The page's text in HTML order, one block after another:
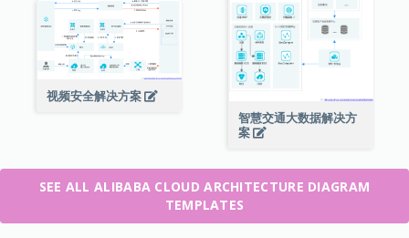
智慧交通大数据解决方
案
视频安全解决方案
SEE ALL ALIBABA CLOUD ARCHITECTURE DIAGRAM
TEMPLATES